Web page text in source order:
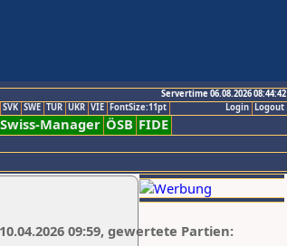
Servertime 06.08.2026 08:44:42
Logout
Login
SVK SWE TUR UKR VIE FontSize:11pt
Swiss-Manager ÖSB FIDE
09:59, gewertete Partien: